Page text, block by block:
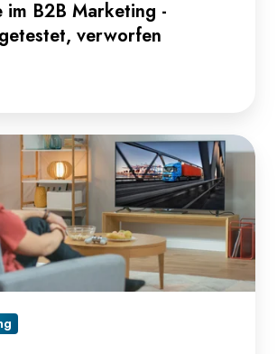
im B2B Marketing -
verworfen